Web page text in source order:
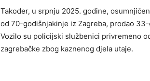
Također, u srpnju 2025. godine,
od 70-godišnjakinje iz Zagreba, prodao
Vozilo su policijski službenici privremeno
zagrebačke zbog kaznenog djela utaje.